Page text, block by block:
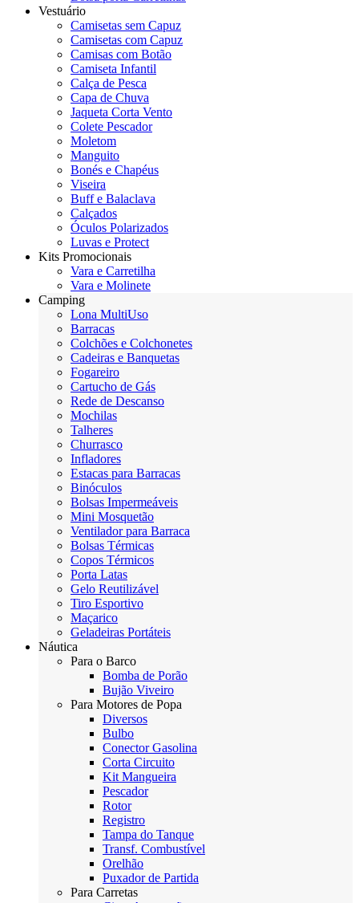
Vestuário
Camisetas sem Capuz
Camisetas com Capuz
Camisas com Botão
Camiseta Infantil
Calça de Pesca
Capa de Chuva
Jaqueta Corta Vento
Colete Pescador
Moletom
Manguito
Bonés e Chapéus
Viseira
Buff e Balaclava
Calçados
Óculos Polarizados
Luvas e Protect
Kits Promocionais
Vara e Carretilha
Vara e Molinete
Camping
Lona MultiUso
Barracas
Colchões e Colchonetes
Cadeiras e Banquetas
Fogareiro
Cartucho de Gás
Rede de Descanso
Mochilas
Talheres
Churrasco
Infladores
Estacas para Barracas
Binóculos
Bolsas Impermeáveis
Mini Mosquetão
Ventilador para Barraca
Bolsas Térmicas
Copos Térmicos
Porta Latas
Gelo Reutilizável
Tiro Esportivo
Maçarico
Geladeiras Portáteis
Náutica
Para o Barco
Bomba de Porão
Bujão Viveiro
Para Motores de Popa
Diversos
Bulbo
Conector Gasolina
Corta Circuito
Kit Mangueira
Pescador
Rotor
Registro
Tampa do Tanque
Transf. Combustível
Orelhão
Puxador de Partida
Para Carretas